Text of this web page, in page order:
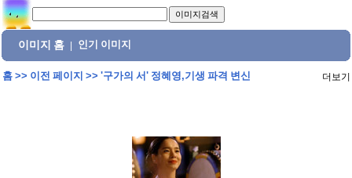
이미지 홈 인기 이미지
홈>> 이전 페이지 >> '구가의 서' 정혜영,기생 파격 변신 더보기